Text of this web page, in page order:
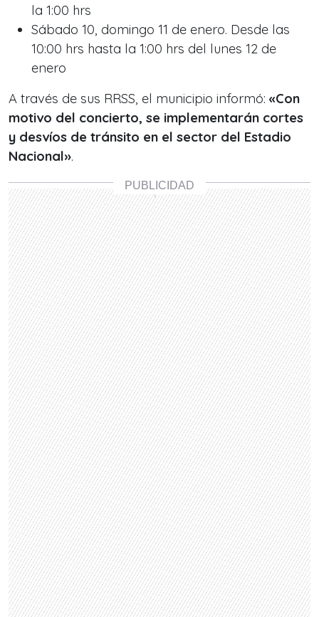
la 1:00 hrs
Sábado 10, domingo 11 de enero. Desde las
10:00 hrs hasta la 1:00 hrs del lunes 12 de
enero
A través de sus RRSS, el municipio informó: «Con
motivo del concierto, se implementarán cortes
y desvíos de tránsito en el sector del Estadio
Nacional».